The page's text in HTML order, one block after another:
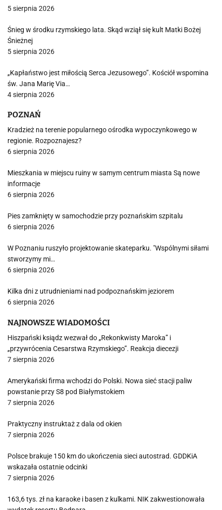
5 sierpnia 2026
Śnieg w środku rzymskiego lata. Skąd wziął się kult Matki Bożej
Śnieżnej
5 sierpnia 2026
„Kapłaństwo jest miłością Serca Jezusowego”. Kościół wspomina
św. Jana Marię Via…
4 sierpnia 2026
POZNAŃ
Kradzież na terenie popularnego ośrodka wypoczynkowego w
regionie. Rozpoznajesz?
6 sierpnia 2026
Mieszkania w miejscu ruiny w samym centrum miasta Są nowe
informacje
6 sierpnia 2026
Pies zamknięty w samochodzie przy poznańskim szpitalu
6 sierpnia 2026
W Poznaniu ruszyło projektowanie skateparku. "Wspólnymi siłami
stworzymy mi…
6 sierpnia 2026
Kilka dni z utrudnieniami nad podpoznańskim jeziorem
6 sierpnia 2026
NAJNOWSZE WIADOMOŚCI
Hiszpański ksiądz wezwał do „Rekonkwisty Maroka” i
„przywrócenia Cesarstwa Rzymskiego”. Reakcja diecezji
7 sierpnia 2026
Amerykański firma wchodzi do Polski. Nowa sieć stacji paliw
powstanie przy S8 pod Białymstokiem
7 sierpnia 2026
Praktyczny instruktaż z dala od okien
7 sierpnia 2026
Polsce brakuje 150 km do ukończenia sieci autostrad. GDDKiA
wskazała ostatnie odcinki
7 sierpnia 2026
163,6 tys. zł na karaoke i basen z kulkami. NIK zakwestionowała